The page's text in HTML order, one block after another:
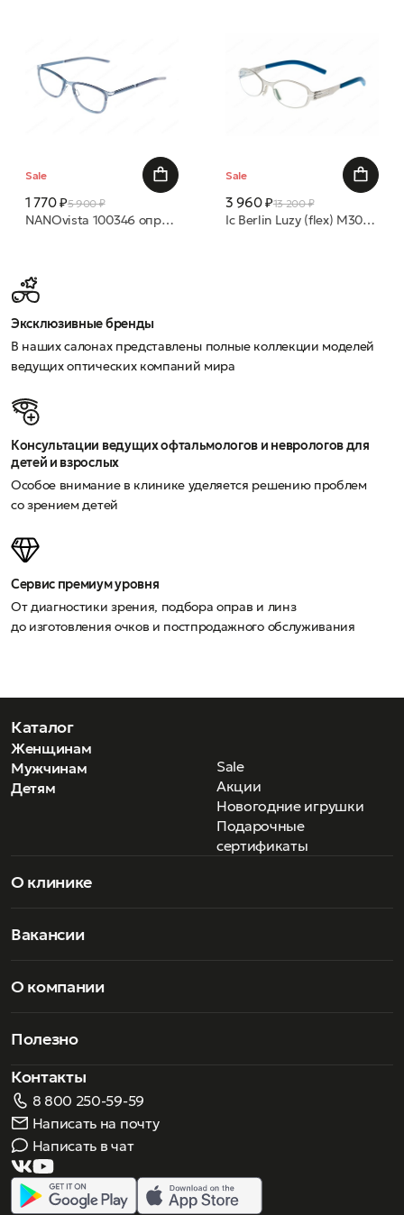
Sale
1 770 ₽5 900 ₽
NANOvista 100346 оправа
Sale
3 960 ₽13 200 ₽
Ic Berlin Luzy (flex) M3008 chrome оправа
Эксклюзивные бренды
В наших салонах представлены полные коллекции моделей
ведущих оптических компаний мира
Консультации ведущих офтальмологов и неврологов для
детей и взрослых
Особое внимание в клинике уделяется решению проблем
со зрением детей
Сервис премиум уровня
От диагностики зрения, подбора оправ и линз
до изготовления очков и постпродажного обслуживания
Каталог
Женщинам
Мужчинам
Детям
Sale
Акции
Новогодние игрушки
Подарочные
сертификаты
О клинике
Вакансии
О компании
Полезно
Контакты
8 800 250-59-59
Написать на почту
Написать в чат